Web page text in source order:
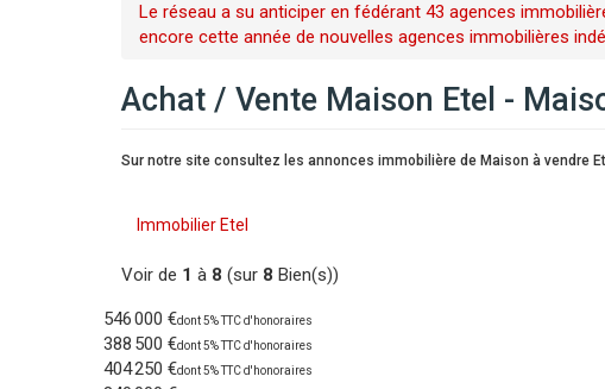
Le réseau a su anticiper en fédérant 43 agences
encore cette année de nouvelles agences immobilières
Achat / Vente Maison Etel -
Sur notre site consultez les annonces immobilière de Maison à vendre
Immobilier Etel
Voir de 1 à 8 (sur 8 Bien(s))
546 000 €dont 5% TTC d'honoraires
388 500 €dont 5% TTC d'honoraires
404 250 €dont 5% TTC d'honoraires